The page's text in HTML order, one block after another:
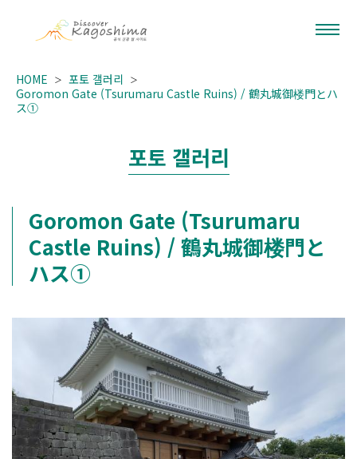
HOME
포토 갤러리
Goromon Gate (Tsurumaru Castle Ruins) / 鶴丸城御楼門とハ
ス①
포토 갤러리
Goromon Gate (Tsurumaru
Castle Ruins) / 鶴丸城御楼門と
ハス①